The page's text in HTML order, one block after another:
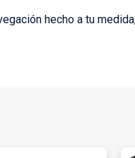
hecho a tu